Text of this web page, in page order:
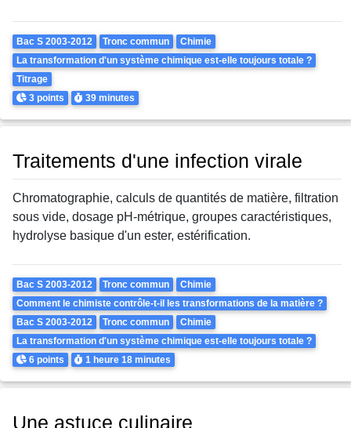
Theme
Bac S 2003-2012 Tronc commun
Chimie
La transformation d'un système chimique est-elle toujours totale ?
Titrage
Points
3 points Durée
39 minutes
Traitements d'une infection virale
Chromatographie, calculs de quantités de matière, filtration
sous vide, dosage pH-métrique, groupes caractéristiques,
hydrolyse basique d'un ester, estérification.
Theme
Bac S 2003-2012 Tronc commun
Chimie
Comment le chimiste contrôle-t-il les transformations de la matière ?
Bac S 2003-2012
Tronc commun
Chimie
La transformation d'un système chimique est-elle toujours totale ?
Points
6 points Durée
1 heure18 minutes
Une astuce culinaire